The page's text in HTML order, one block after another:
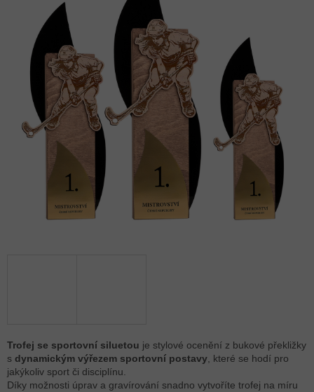
HVĚZDIČEK.
Trofej se sportovní siluetou je stylové ocenění z bukové překližky
s dynamickým výřezem sportovní postavy, které se hodí pro
jakýkoliv sport či disciplínu.
Díky možnosti úprav a gravírování snadno vytvoříte trofej na míru